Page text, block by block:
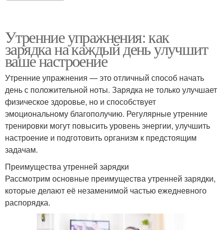
Утренние упражнения: как
зарядка на каждый день улучшит
ваше настроение
Утренние упражнения — это отличный способ начать
день с положительной ноты. Зарядка не только улучшает
физическое здоровье, но и способствует
эмоциональному благополучию. Регулярные утренние
тренировки могут повысить уровень энергии, улучшить
настроение и подготовить организм к предстоящим
задачам.
Преимущества утренней зарядки
Рассмотрим основные преимущества утренней зарядки,
которые делают её незаменимой частью ежедневного
распорядка.